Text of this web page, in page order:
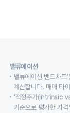
밸류에이션
밸류에이션 밴드차트
계산합니다. 매매 타
‘적정주가(intrinsic
기준으로 평가한 가격